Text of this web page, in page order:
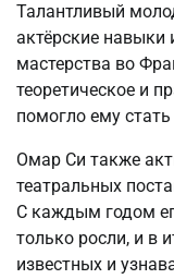
Талантливый
актёрские навыки
мастерства во
теоретическое и
помогло ему
Омар Си также
театральных
С каждым годом
только росли, и в
известных и